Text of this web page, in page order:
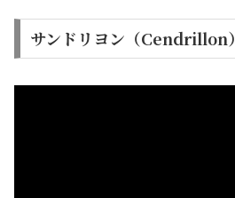
サンドリヨン（Cendrillon）